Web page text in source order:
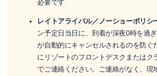
必要です
レイトアライバル／ノーショーポリシ
ン予定日当日に、到着が深夜0時を過
が自動的にキャンセルされるのを防ぐ
にリゾートのフロントデスクまたはク
でご連絡ください。ご連絡がなく、現